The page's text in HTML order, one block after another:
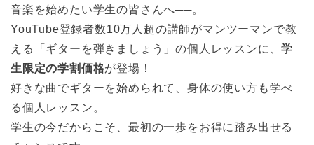
音楽を始めたい学生の皆さんへ──。
YouTube登録者数10万人超の講師がマンツーマンで教
える「ギターを弾きましょう」の個人レッスンに、学
生限定の学割価格が登場！
好きな曲でギターを始められて、身体の使い方も学べ
る個人レッスン。
学生の今だからこそ、最初の一歩をお得に踏み出せる